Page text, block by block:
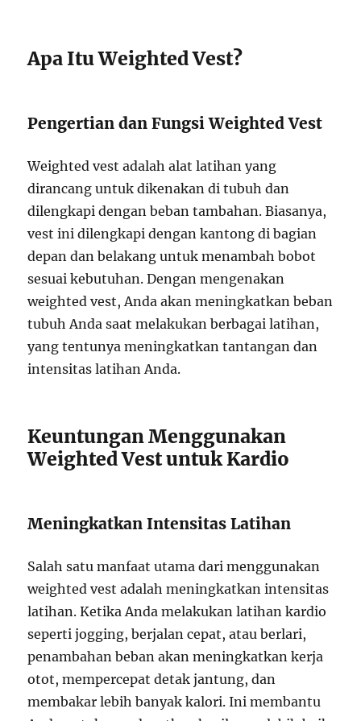
Apa Itu Weighted Vest?
Pengertian dan Fungsi Weighted Vest
Weighted vest adalah alat latihan yang
dirancang untuk dikenakan di tubuh dan
dilengkapi dengan beban tambahan. Biasanya,
vest ini dilengkapi dengan kantong di bagian
depan dan belakang untuk menambah bobot
sesuai kebutuhan. Dengan mengenakan
weighted vest, Anda akan meningkatkan beban
tubuh Anda saat melakukan berbagai latihan,
yang tentunya meningkatkan tantangan dan
intensitas latihan Anda.
Keuntungan Menggunakan
Weighted Vest untuk Kardio
Meningkatkan Intensitas Latihan
Salah satu manfaat utama dari menggunakan
weighted vest adalah meningkatkan intensitas
latihan. Ketika Anda melakukan latihan kardio
seperti jogging, berjalan cepat, atau berlari,
penambahan beban akan meningkatkan kerja
otot, mempercepat detak jantung, dan
membakar lebih banyak kalori. Ini membantu